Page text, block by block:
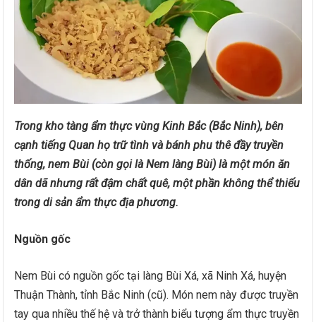
Trong kho tàng ẩm thực vùng Kinh Bắc (Bắc Ninh), bên
cạnh tiếng Quan họ trữ tình và bánh phu thê đầy truyền
thống, nem Bùi (còn gọi là Nem làng Bùi) là một món ăn
dân dã nhưng rất đậm chất quê, một phần không thể thiếu
trong di sản ẩm thực địa phương.
Nguồn gốc
Nem Bùi có nguồn gốc tại làng Bùi Xá, xã Ninh Xá, huyện
Thuận Thành, tỉnh Bắc Ninh (cũ). Món nem này được truyền
tay qua nhiều thế hệ và trở thành biểu tượng ẩm thực truyền